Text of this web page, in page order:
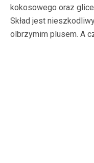
kokosowego oraz
Skład jest
olbrzymim plusem. A